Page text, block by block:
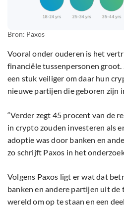
Bron: Paxos
Vooral onder ouderen is het
financiële tussenpersonen
een stuk veiliger om daar hun
nieuwe partijen die geboren zijn
“Verder zegt 45 procent van de
in crypto zouden investeren als
adoptie was door banken en
zo schrijft Paxos in het
Volgens Paxos ligt er wat dat
banken en andere partijen uit
wereld om op te staan en een